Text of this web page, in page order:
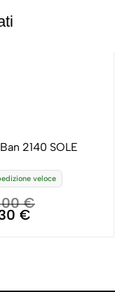
2140 SOLE
veloce
€
€